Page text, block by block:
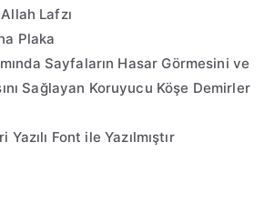
Lafzı
Plaka
Sayfaların Hasar Görmesini ve
Sağlayan Koruyucu Köşe Demirler
Font ile Yazılmıştır